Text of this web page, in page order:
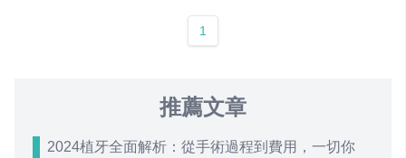
1
推薦文章
2024植牙全面解析：從手術過程到費用，一切你